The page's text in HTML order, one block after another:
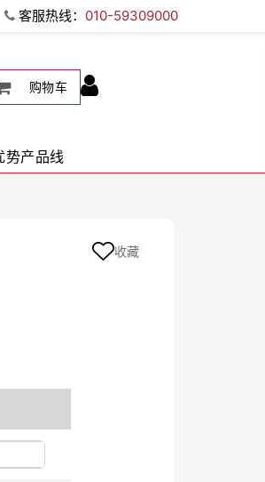
客服热线： 010-59309000
购物车
势产品线
收藏